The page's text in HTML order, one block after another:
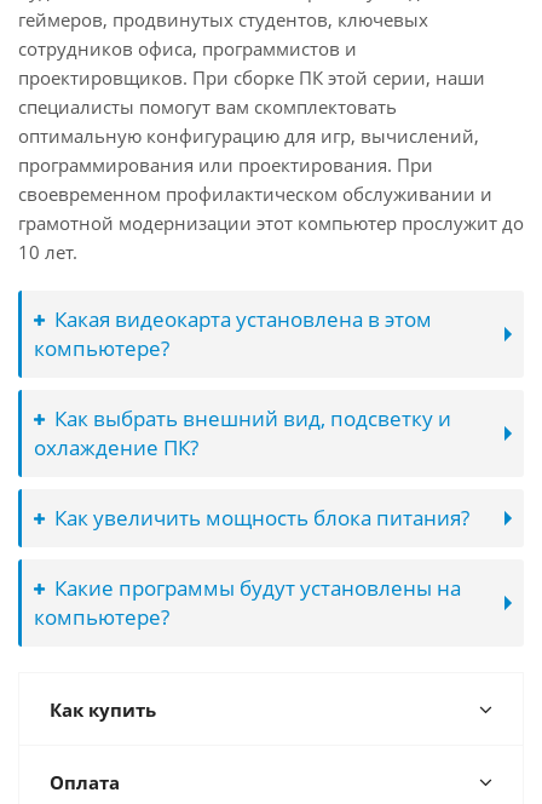
геймеров, продвинутых студентов, ключевых
сотрудников офиса, программистов и
проектировщиков. При сборке ПК этой серии, наши
специалисты помогут вам скомплектовать
оптимальную конфигурацию для игр, вычислений,
программирования или проектирования. При
своевременном профилактическом обслуживании и
грамотной модернизации этот компьютер прослужит до
10 лет.
Какая видеокарта установлена в этом
компьютере?
Как выбрать внешний вид, подсветку и
охлаждение ПК?
Как увеличить мощность блока питания?
Какие программы будут установлены на
компьютере?
Как купить
Оплата